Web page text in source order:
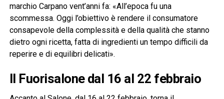
marchio Carpano vent’anni fa: «All’epoca fu una
scommessa. Oggi l’obiettivo è rendere il consumatore
consapevole della complessità e della qualità che stanno
dietro ogni ricetta, fatta di ingredienti un tempo difficili da
reperire e di equilibri delicati».
Il Fuorisalone dal 16 al 22 febbraio